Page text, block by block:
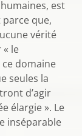
est
que,
vérité
le
domaine
seules la
d’agir
élargie ». Le
inséparable